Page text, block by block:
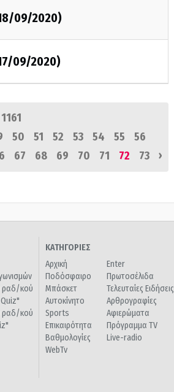
09/2020)
09/2020)
1161
50 51 52 53 54 55
56
67 68 69 70 71 72 73 ›
ραδ/κού
ραδ/κού
ΚΑΤΗΓΟΡΙΕΣ
Αρχική
Ποδόσφαιρο
Μπάσκετ
Αυτοκίνητο
Sports
Επικαιρότητα
Βαθμολογίες
WebTv
Enter
Πρωτοσέλιδα
Τελευταίες Ειδήσεις
Αρθρογραφίες
Αφιερώματα
Πρόγραμμα TV
Live-radio